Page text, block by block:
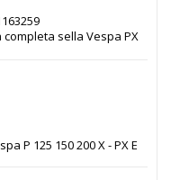
sella Vespa PX
P 125 150 200 X - PX E